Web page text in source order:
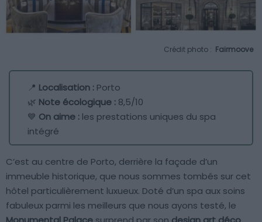
Crédit photo : Fairmoove
📍 Localisation : Porto
🌿 Note écologique : 8,5/10
💙 On aime : les prestations uniques du spa
intégré
C’est au centre de Porto, derrière la façade d’un
immeuble historique, que nous sommes tombés sur cet
hôtel particulièrement luxueux. Doté d’un spa aux soins
fabuleux parmi les meilleurs que nous ayons testé, le